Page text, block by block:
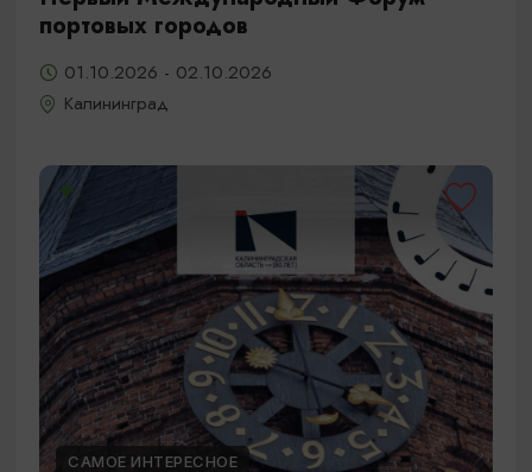
портовых городов
01.10.2026 - 02.10.2026
Калининград
САМОЕ ИНТЕРЕСНОЕ